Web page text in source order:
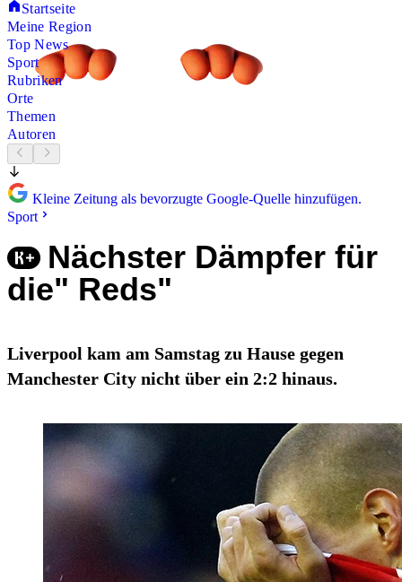
Startseite
Meine Region
Top News
Sport
Rubriken
Orte
Themen
Autoren
Kleine Zeitung als bevorzugte Google-Quelle hinzufügen.
Sport
Nächster Dämpfer für
die" Reds"
Liverpool kam am Samstag zu Hause gegen
Manchester City nicht über ein 2:2 hinaus.